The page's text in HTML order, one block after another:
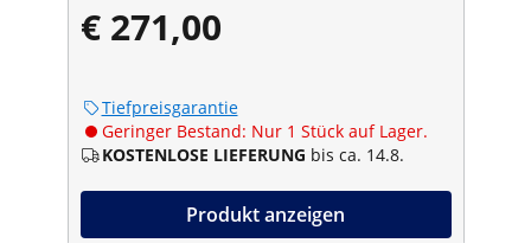
€ 271,00
Tiefpreisgarantie
Geringer Bestand: Nur 1 Stück auf Lager.
KOSTENLOSE LIEFERUNG bis ca. 14.8.
Produkt anzeigen